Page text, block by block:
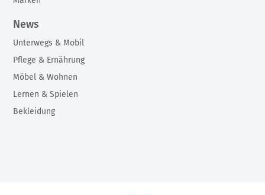
News
Unterwegs & Mobil
Pflege & Ernährung
Möbel & Wohnen
Lernen & Spielen
Bekleidung